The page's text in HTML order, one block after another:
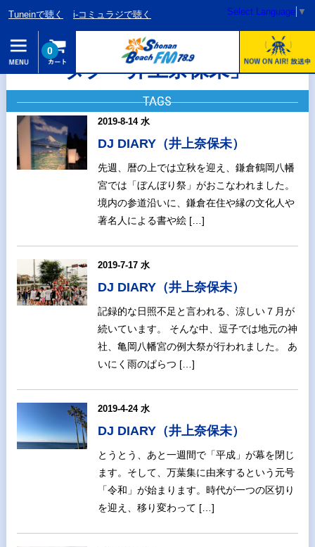
Tuneinで聴く i-コミュラジで聴く Select Language ▼
0
タグ「井上奈保未」
TAGS
2019-8-14 水
DJ DIARY（井上奈保未）
先週、暦の上では立秋を迎え、鎌倉鶴岡八幡
宮では「ぼんぼり祭」がおこなわれました。
境内の参道沿いに、鎌倉在住や縁の文化人や
著名人による書や絵 […]
2019-7-17 水
DJ DIARY（井上奈保未）
記録的な日照不足と言われる、涼しい７月が
続いています。 そんな中、逗子では地元の神
社、亀岡八幡宮の例大祭が行われました。 あ
いにく雨のぱらつ […]
2019-4-24 水
DJ DIARY（井上奈保未）
とうとう、あと一週間で「平成」が幕を閉じ
ます。そして、万葉集に由来するという元号
「令和」が始まります。時代が一つの区切り
を迎え、移り変わって […]